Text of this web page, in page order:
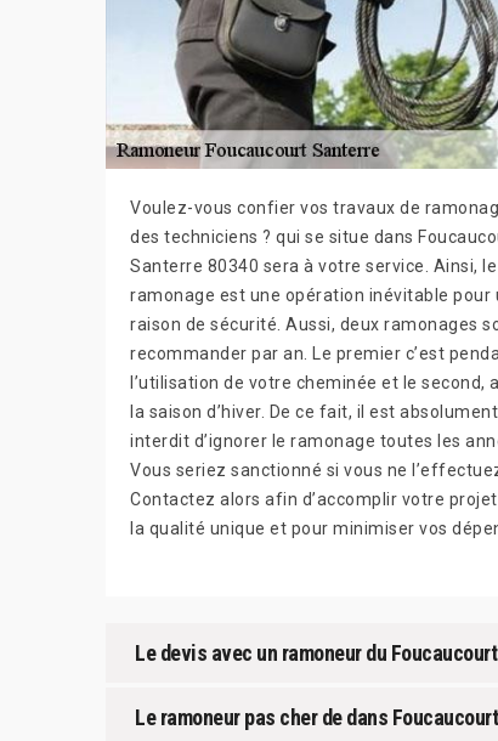
Voulez-vous confier vos travaux de
des techniciens ? qui se situe dans
Santerre 80340 sera à votre service. Ainsi, le
ramonage est une opération inévitable pour
raison de sécurité. Aussi, deux ramonages
recommander par an. Le premier c’est
l’utilisation de votre cheminée et le second,
la saison d’hiver. De ce fait, il est absolument
interdit d’ignorer le ramonage toutes les
Vous seriez sanctionné si vous ne
Contactez alors afin d’accomplir votre
la qualité unique et pour minimiser vos
Le devis avec un ramoneur du
Le ramoneur pas cher de dans